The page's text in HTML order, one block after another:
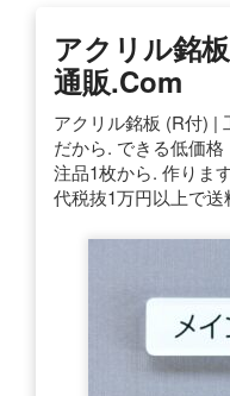
アクリル銘
通販.com
アクリル銘板 (R付) |
だから. できる低価
注品1枚から. 作りま
代税抜1万円以上で送